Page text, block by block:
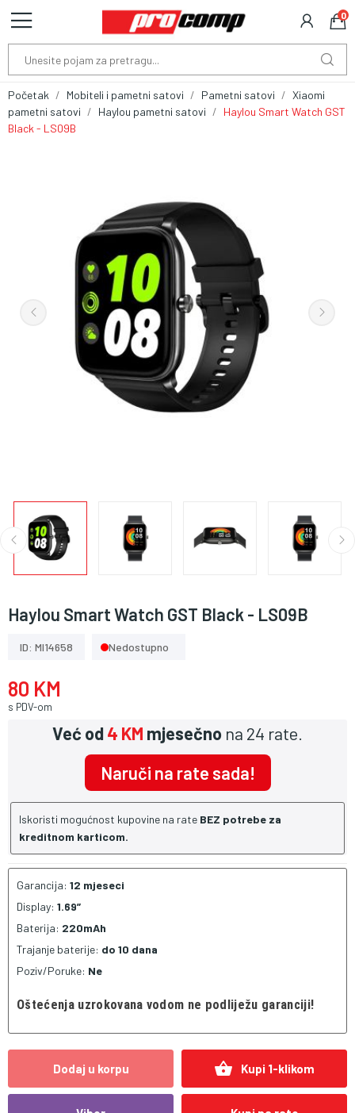
0
Početak Mobiteli i pametni satovi Pametni satovi
Xiaomi
pametni satovi
Haylou pametni satovi
Haylou Smart Watch GST
Black - LS09B
Haylou Smart Watch GST Black - LS09B
ID: MI14658 Nedostupno
80 KM
s PDV-om
Već od4 KM mjesečno na 24 rate.
Naruči na rate sada!
Iskoristi mogućnost kupovine na rate BEZ potrebe za
kreditnom karticom.
Garancija: 12 mjeseci
Display: 1.69”
Baterija: 220mAh
Trajanje baterije: do 10 dana
Poziv/Poruke: Ne
Oštećenja uzrokovana vodom ne podliježu garanciji!
Dodaj u korpu shopping_basket Kupi 1-klikom